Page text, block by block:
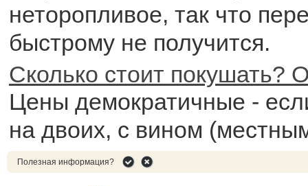
неторопливое, так что
быстрому не получится.
Сколько стоит покушать?
Цены демократичные -
на двоих, с вином
Полезная информация?